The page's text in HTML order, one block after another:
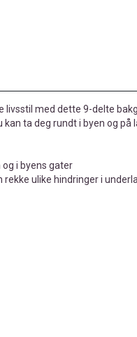
livsstil med dette 9-delte
ta deg rundt i byen og på
og i byens gater
ulike hindringer i